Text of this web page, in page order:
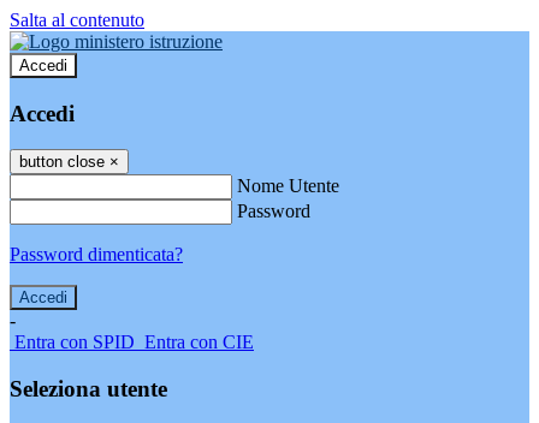
Salta al contenuto
Accedi
Accedi
button close ×
Nome Utente
Password
Password dimenticata?
-
Entra con SPID Entra con CIE
Seleziona utente